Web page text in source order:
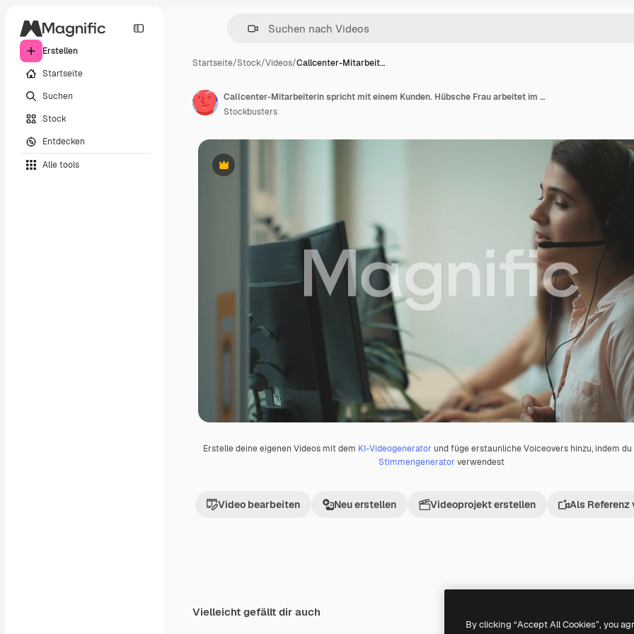
Erstellen
Startseite
Suchen
Stock
Entdecken
Alle tools
Startseite/Stock/Videos/Callcenter-Mitarbeit…
Premium
Erstelle deine eigenen Videos mit dem KI-Videogenerator und füge erstaunliche Voiceovers hinzu, indem du
Stimmengenerator verwendest
Video bearbeiten Neu erstellen Videoprojekt erstellen Als Referenz
Callcenter-Mitarbeiterin spricht mit einem Kunden. Hübsche Frau arbeitet im Callcenter.
Stockbusters
Vielleicht gefällt dir auch
Generiert von KI
By clicking “Accept All Cookies”, you